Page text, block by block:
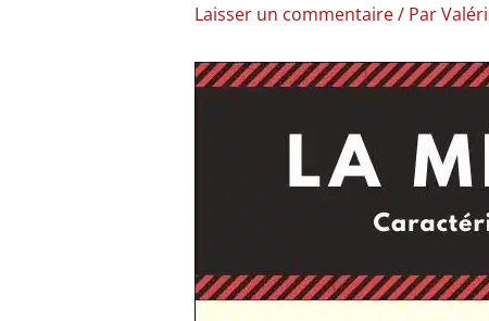
Laisser un commentaire/ Par